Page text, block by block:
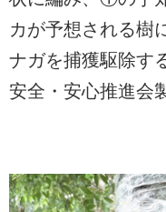
カが予想される樹
ナガを捕獲駆除す
安全・安心推進会